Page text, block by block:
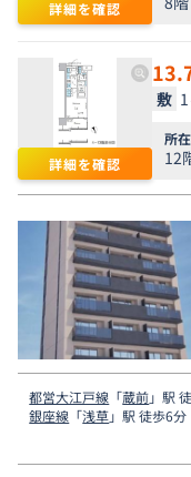
詳細を確認
詳細を確認
敷
所
12
都営大江戸線 「蔵前」駅
銀座線 「浅草」駅 徒歩6分